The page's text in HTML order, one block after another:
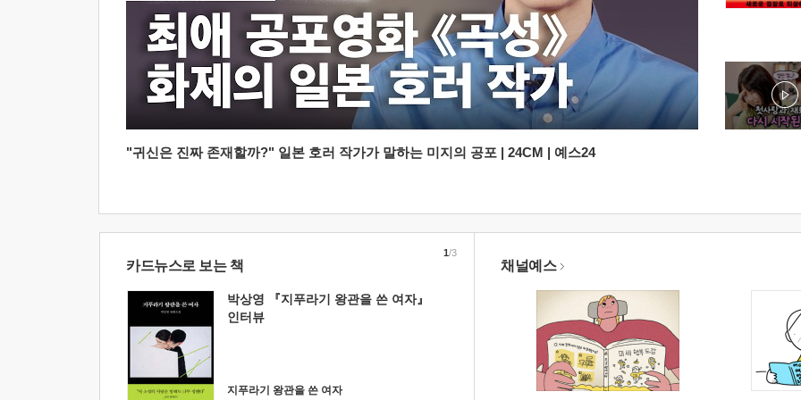
"귀신은 진짜 존재할까?" 일본 호러 작가가 말하는 미지의 공포 | 24CM | 예스24
카드뉴스로 보는 책
박상영 『지푸라기 왕관을 쓴 여자』
인터뷰
지푸라기 왕관을 쓴 여자
1/3
채널예스